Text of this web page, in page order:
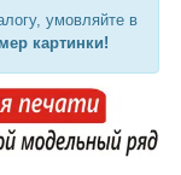
умовляйте в
картинки!